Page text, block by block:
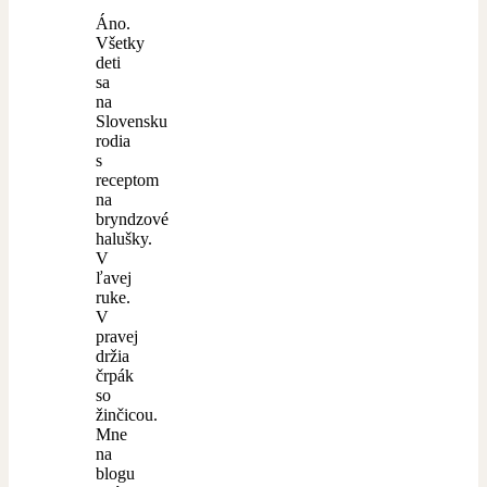
Áno.
Všetky
deti
sa
na
Slovensku
rodia
s
receptom
na
bryndzové
halušky.
V
ľavej
ruke.
V
pravej
držia
črpák
so
žinčicou.
Mne
na
blogu